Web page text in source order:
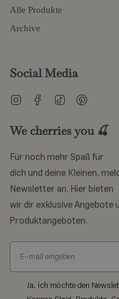
Alle Produkte
Archive
Social Media
InstagramFacebook
TikTok
We cherries you 🍒
Für noch mehr Spaß für
dich und deine Kleinen,
Newsletter an. Hier bieten
wir dir exklusive Angebote
Produktangeboten.
Ja, ich möchte den